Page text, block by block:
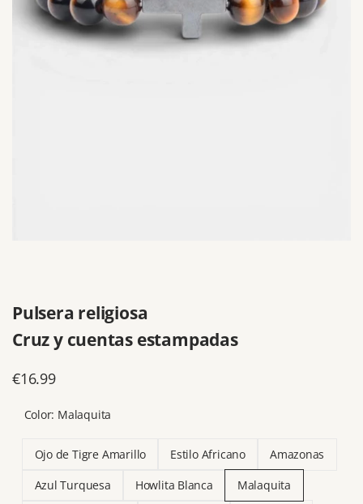
Pulsera religiosa
Cruz y cuentas estampadas
Precio
venta
€16.99
Color: Malaquita
Ojo de Tigre Amarillo Estilo Africano
Amazonas
Azul Turquesa
Howlita Blanca
Malaquita